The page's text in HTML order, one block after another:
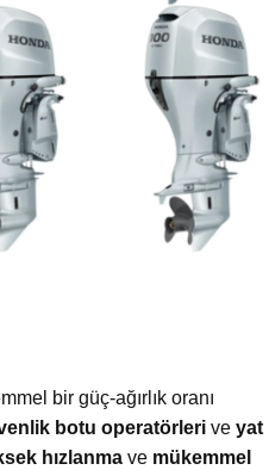
bir güç-ağırlık oranı
botu operatörleri ve yat
hızlanma ve mükemmel